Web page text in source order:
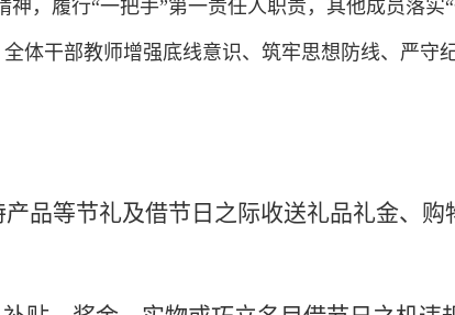
，履行“一把手”第一责任人职责，其他成员落
体干部教师增强底线意识、筑牢思想防线、严守
品等节礼及借节日之际收送礼品礼金、